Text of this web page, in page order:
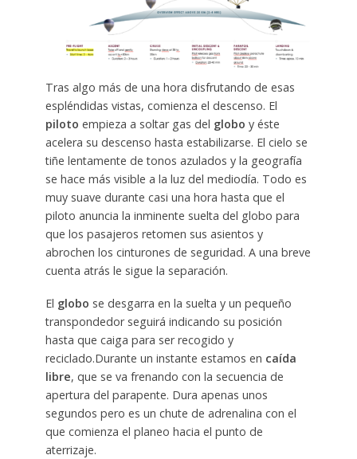
Tras algo más de una hora disfrutando de esas
espléndidas vistas, comienza el descenso. El
piloto empieza a soltar gas del globo y éste
acelera su descenso hasta estabilizarse. El cielo se
tiñe lentamente de tonos azulados y la geografía
se hace más visible a la luz del mediodía. Todo es
muy suave durante casi una hora hasta que el
piloto anuncia la inminente suelta del globo para
que los pasajeros retomen sus asientos y
abrochen los cinturones de seguridad. A una breve
cuenta atrás le sigue la separación.
El globo se desgarra en la suelta y un pequeño
transpondedor seguirá indicando su posición
hasta que caiga para ser recogido y
reciclado.Durante un instante estamos en caída
libre, que se va frenando con la secuencia de
apertura del parapente. Dura apenas unos
segundos pero es un chute de adrenalina con el
que comienza el planeo hacia el punto de
aterrizaje.